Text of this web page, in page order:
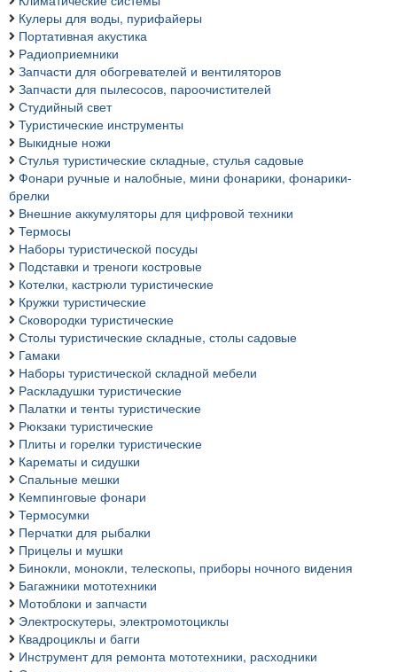
Кулеры для воды, пурифайеры
Портативная акустика
Радиоприемники
Запчасти для обогревателей и вентиляторов
Запчасти для пылесосов, пароочистителей
Студийный свет
Туристические инструменты
Выкидные ножи
Стулья туристические складные, стулья садовые
Фонари ручные и налобные, мини фонарики, фонарики-
брелки
Внешние аккумуляторы для цифровой техники
Термосы
Наборы туристической посуды
Подставки и треноги костровые
Котелки, кастрюли туристические
Кружки туристические
Сковородки туристические
Столы туристические складные, столы садовые
Гамаки
Наборы туристической складной мебели
Раскладушки туристические
Палатки и тенты туристические
Рюкзаки туристические
Плиты и горелки туристические
Карематы и сидушки
Спальные мешки
Кемпинговые фонари
Термосумки
Перчатки для рыбалки
Прицелы и мушки
Бинокли, монокли, телескопы, приборы ночного видения
Багажники мототехники
Мотоблоки и запчасти
Электроскутеры, электромотоциклы
Квадроциклы и багги
Инструмент для ремонта мототехники, расходники